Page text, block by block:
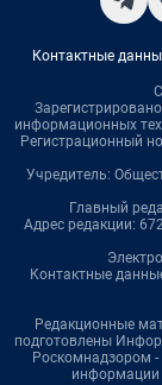
Контактные
информационных
Регистрационный
Учредитель:
Главный
Адрес редакции:
Контактные
Редакционные
подготовлены
Роскомнадзором -
информации